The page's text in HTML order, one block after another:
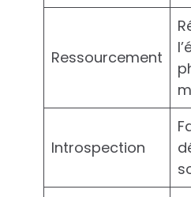
Ressourcement
Introspection